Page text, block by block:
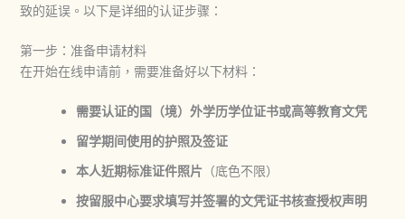
致的延误。以下是详细的认证步骤：
第一步：准备申请材料
在开始在线申请前，需要准备好以下材料：
需要认证的国（境）外学历学位证书或高等教育文凭
留学期间使用的护照及签证
本人近期标准证件照片（底色不限）
按留服中心要求填写并签署的文凭证书核查授权声明